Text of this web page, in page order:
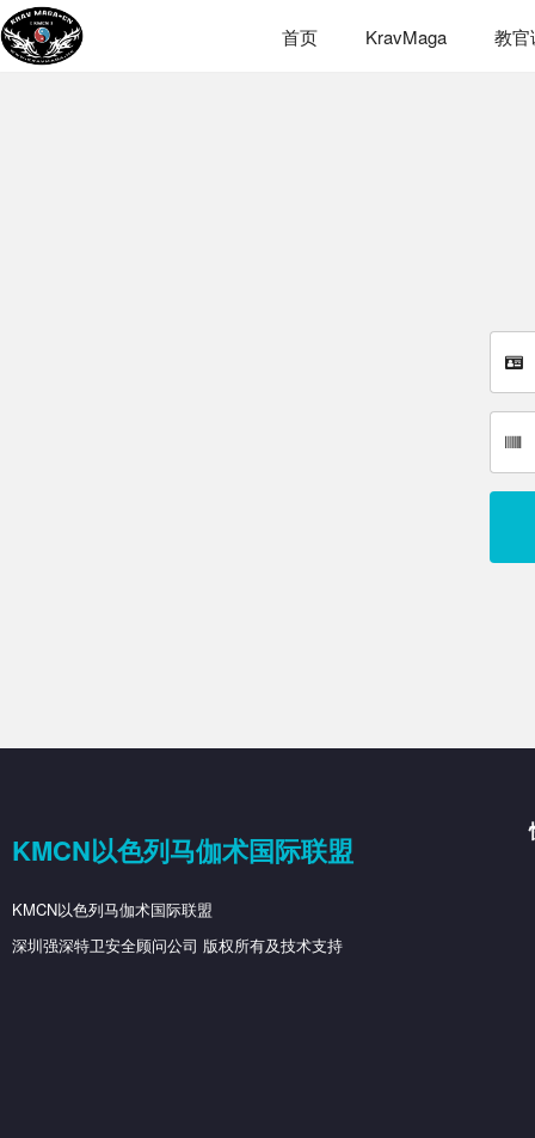
首页 KravMaga 教官
KMCN以色列马伽术国际联盟
KMCN以色列马伽术国际联盟
深圳强深特卫安全顾问公司 版权所有及技术支持